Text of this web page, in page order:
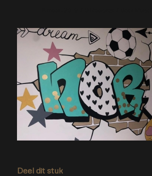
Deel dit stuk